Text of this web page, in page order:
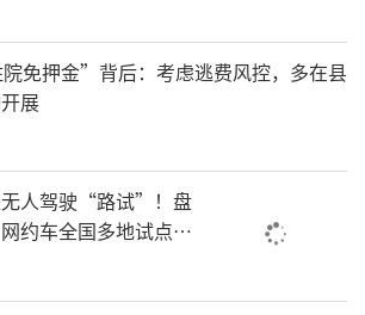
免押金”背后：考虑逃费风控，多在县
展
无人驾驶“路试”！盘
约车全国多地试点之